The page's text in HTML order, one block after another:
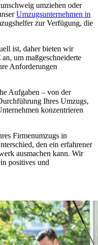
umziehen oder
Umzugsunternehmen in
zur Verfügung, die
ist, daher bieten wir
um maßgeschneiderte
Anforderungen
Aufgaben – von der
Ihres Umzugs,
konzentrieren
Firmenumzugs in
den ein erfahrener
ausmachen kann. Wir
positives und